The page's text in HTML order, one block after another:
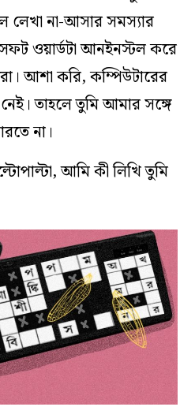
লেখা না-আসার সমস্যার
ওয়ার্ডটা আনইনস্টল করে
আশা করি, কম্পিউটারের
তাহলে তুমি আমার সঙ্গে
না।
আমি কী লিখি তুমি